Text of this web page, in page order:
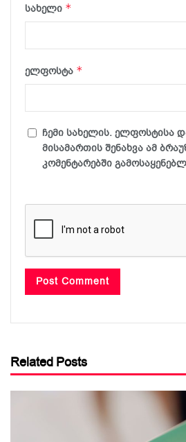
სახელი *
ელფოსტა *
ჩემი სახელის. ელფოსტისა
მისამართის შენახვა ამ
კომენტარებში
Related Posts